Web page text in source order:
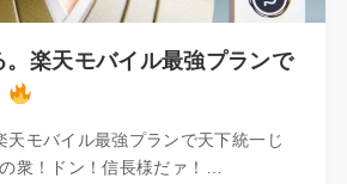
。楽天モバイル最強プランで
天モバイル最強プランで天下統一じ
衆！ドン！信長様だァ！…